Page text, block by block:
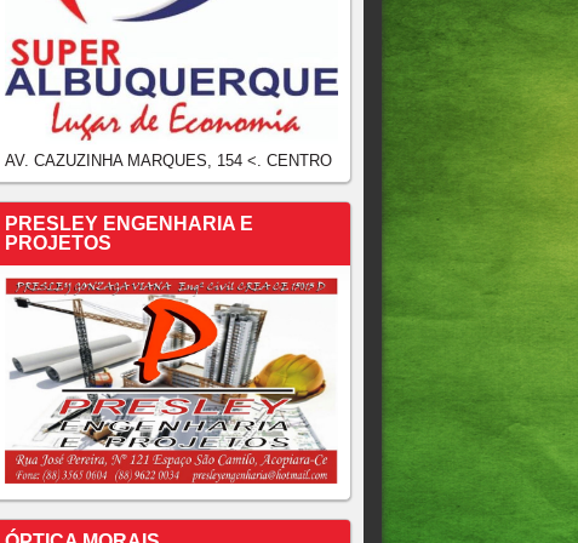
AV. CAZUZINHA MARQUES, 154 <. CENTRO
PRESLEY ENGENHARIA E
PROJETOS